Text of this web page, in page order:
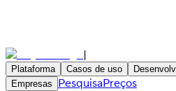
|
Plataforma Casos de uso
Empresas
PesquisaPreços